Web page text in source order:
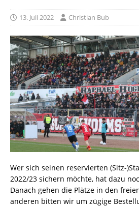
13. Juli 2022 Christian Bub
Wer sich seinen reservierten (Sitz-
2022/23 sichern möchte, hat dazu
Danach gehen die Plätze in den
anderen bitten wir um zügige